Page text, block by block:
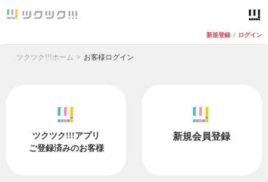
新規登録 / ログイン
ツクツク!!!ホーム お客様ログイン
ツクツク!!!アプリ
ご登録済みのお客様
新規会員登録